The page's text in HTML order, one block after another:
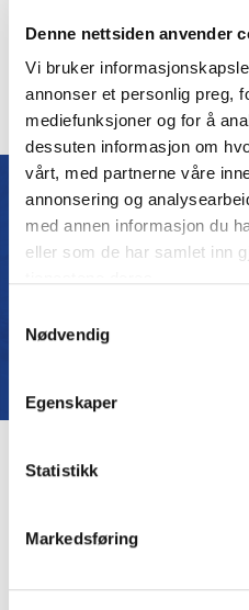
Denne nettsiden anvender
Vi bruker
annonser et personlig preg,
mediefunksjoner og for å
dessuten informasjon om
vårt, med partnerne våre
annonsering og
med annen informasjon du
eller som de har samlet inn
Nødvendig
Egenskaper
Statistikk
Markedsføring
24.07.2026
Leie av 9-seter ved
Hva sier